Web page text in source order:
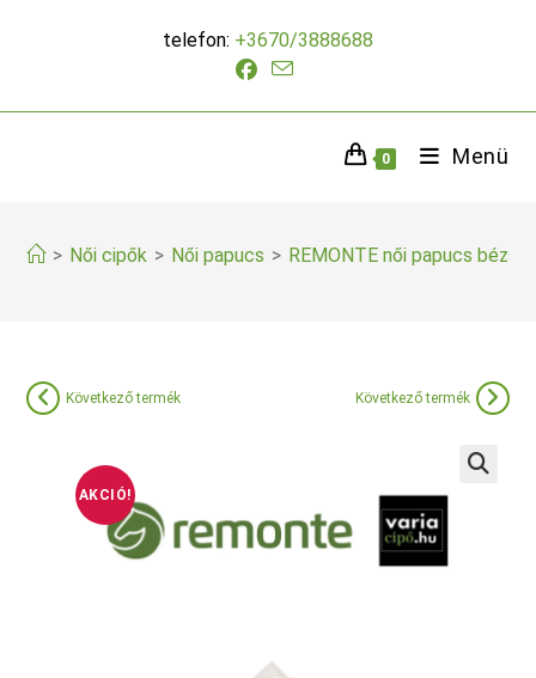
telefon: +3670/3888688
0 Menü
> Női cipők > Női papucs > REMONTE női papucs bézs
AKCIÓ!
Következő termék Következő termék